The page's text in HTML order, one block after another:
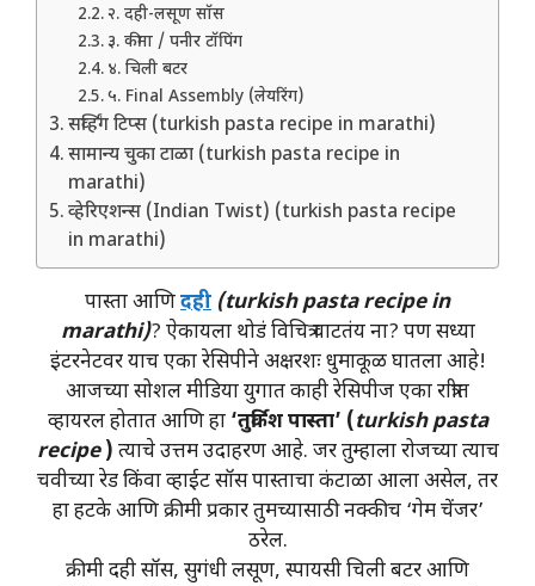
२. दही-लसूण सॉस
३. कीमा / पनीर टॉपिंग
४. चिली बटर
५. Final Assembly (लेयरिंग)
सर्व्हिंग टिप्स (turkish pasta recipe in marathi)
सामान्य चुका टाळा (turkish pasta recipe in
marathi)
व्हेरिएशन्स (Indian Twist) (turkish pasta recipe
in marathi)
पास्ता आणिदही (turkish pasta recipe in
marathi)? ऐकायला थोडं विचित्र वाटतंय ना? पण सध्या
इंटरनेटवर याच एका रेसिपीने अक्षरशः धुमाकूळ घातला आहे!
आजच्या सोशल मीडिया युगात काही रेसिपीज एका रात्रीत
व्हायरल होतात आणि हा ‘तुर्किश पास्ता’ (turkish pasta
recipe) त्याचे उत्तम उदाहरण आहे. जर तुम्हाला रोजच्या त्याच
चवीच्या रेड किंवा व्हाईट सॉस पास्ताचा कंटाळा आला असेल, तर
हा हटके आणि क्रीमी प्रकार तुमच्यासाठी नक्कीच ‘गेम चेंजर’
ठरेल.
क्रीमी दही सॉस, सुगंधी लसूण, स्पायसी चिली बटर आणि